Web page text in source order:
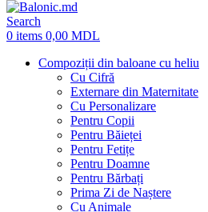
Search
0 items 0,00 MDL
Compoziții din baloane cu heliu
Cu Cifră
Externare din Maternitate
Cu Personalizare
Pentru Copii
Pentru Băieței
Pentru Fetițe
Pentru Doamne
Pentru Bărbați
Prima Zi de Naștere
Cu Animale